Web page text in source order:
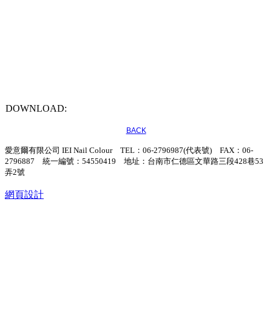
DOWNLOAD:
BACK
愛意爾有限公司 IEI Nail Colour TEL：06-2796987(代表號) FAX：06-
2796887 統一編號：54550419 地址：台南市仁德區文華路三段428巷53
弄2號
網頁設計